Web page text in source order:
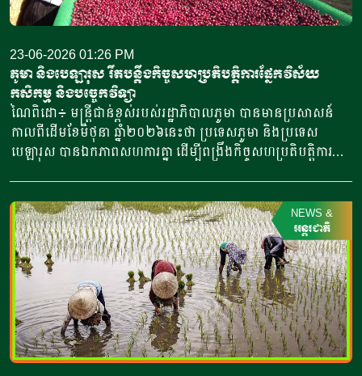
ដោយលើកឡើងថា “យោងតាមទិន្នន័យរបស់យើង មានលទ្ធភាពខ្ពស់
ណាស់ ដែលប្រទេសនេះនឹងជួបប្រទះនូវបាតុភូតអែលនីញ៉ូដ៏ធ្ងន់ធ្ងរ
និងអាចអូសបន្លាយរហូតដល់ឆ្នាំ២០២៧”។ លោកបានមាន
ប្រសាសន៍ថា រដ្ឋាភិបាលហ្វីលីពីនកំពុងពន្លឿនការវិនិយោគលើគម្រោង
ប្រព័ន្ធធារាសាស្ត្រ និងការគ្រប់គ្រងធនធានទឹក ដើម្បីជួយកសិករ
ទប់ទល់នឹងគ្រោះរាំងស្ងួត និងពង្រឹងភាពធន់នឹងគ្រោះមហន្តរាយ ដែល
ទាក់ទងនឹងអាកាសធាតុ។ ក្នុងចំណោមវិធានការកំពុងអនុវត្ត គឺការលើក
កម្ពស់ដំណាំ ដែលធន់នឹងគ្រោះរាំងស្ងួត និងប្រើប្រាស់ទឹកតិច ដូចជា
ឪឡឹក ខ្ញី ដំឡូងជ្វា សណ្តែកដី និងត្រប់ នៅក្នុងសហគមន៍កសិកម្ម ដែល
ងាយរងគ្រោះ។ រដ្ឋាភិបាលហ្វីលីពីន ក៏កំពុងលើកទឹកចិត្តដល់ការប្រើ
ប្រាស់បច្ចេកវិទ្យាបន្សាំនឹងការប្រែប្រួលអាកាសធាតុ ដែលរួមមាន
ម៉ាស៊ីនបូមទឹកដើរដោយថាមពលពន្លឺព្រះអាទិត្យ និងប្រព័ន្ធកែច្នៃទឹកនៅ
ក្នុងតំបន់ ដែលងាយជួបប្រទះគ្រោះរាំងស្ងួត។ លោកប្រធានាធិបតី
បានគូសបញ្ជាក់ពីគម្រោងធារាសាស្ត្រអាងស្តុកទឹកខ្នាតតូចមួយ […]
23-06-2026 01:26 PM
ភូមា និងបេឡារុស រឹតបន្តឹងកិច្ចសហប្រតិបត្តិការផ្នែកវិស័យ
កសិកម្ម និងបច្ចេកវិទ្យា
ណៃពិដោ៖ មន្ត្រីជាន់ខ្ពស់របស់រដ្ឋាភិបាលភូមា បានមានប្រសាសន៍
កាលពីដើមខែមិថុនា ឆ្នាំ២០២៦នេះថា ប្រទេសភូមា និងប្រទេស
បេឡារុស បានឯកភាពសហការគ្នា ដើម្បីពង្រឹងកិច្ចសហប្រតិបត្តិការ
ដើមខែកុម្ភៈ ឆ្នាំ២០២៦ របស់គណៈប្រតិភូភូមា ដឹកនាំដោយអនុរដ្ឋមន្ត្រី
ក្រសួងកសិកម្ម បសុសត្វ និងធារាសាស្ត្រ នៅប្រទេសបេឡារុស ដើម្បី
ជំរុញកិច្ចសហប្រតិបត្តិការពាណិជ្ជកម្ម និងបច្ចេកវិទ្យា។ លោកអនុរដ្ឋ
មន្ត្រីភូមា បានបញ្ជាក់ថា ក្នុងអំឡុងពេលលោកជួបពិភាក្សាទ្វេភាគីជា
មួយមន្ត្រីកសិកម្ម និងឧស្សាហកម្មខ្នាតតូចរបស់ប្រទេសបេឡារុស
ប្រទេសទាំងពីរបានយល់ព្រមពង្រីកពាណិជ្ជកម្ម និងបង្កើនការ
វិនិយោគ។ លោកបានបន្ថែមថា វិស័យសំខាន់ៗ ដែលភាគីទាំងពីរបាន
ឯកភាពគ្នា រួមមាន ការនាំចេញបង្គាក្លាស្សេរបស់ភូមា កាហ្វេអារ៉ាប៊ីកា
សំឡីកប្បាស និងផ្លែឈើ ដោយនាំចូលមកវិញនូវ ផលិតសាច់ និង
NEWS &
អន្តរជាតិ